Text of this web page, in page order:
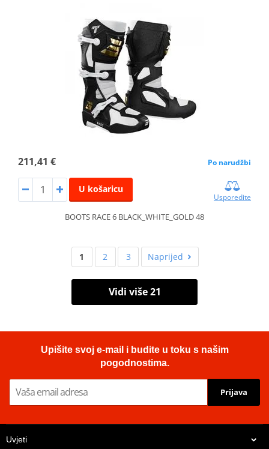
211,41 € Po narudžbi
U košaricu
Usporedite
BOOTS RACE 6 BLACK_WHITE_GOLD 48
1 2 3 Naprijed
Vidi više 21
Upišite svoj e-mail i budite u toku s našim
pogodnostima.
Prijava
Uvjeti